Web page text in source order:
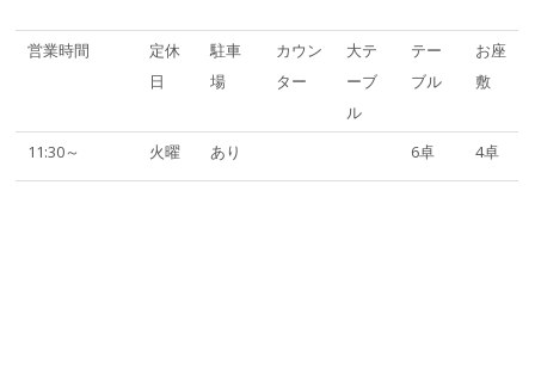
営業時間
定休
日
駐車
場
カウン
ター
大テ
ーブ
ル
テー
ブル
お座
敷
11:30～ 火曜 あり 6卓 4卓